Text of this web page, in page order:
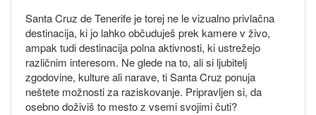
Santa Cruz de Tenerife je torej ne le vizualno privlačna
destinacija, ki jo lahko občuduješ prek kamere v živo,
ampak tudi destinacija polna aktivnosti, ki ustrežejo
različnim interesom. Ne glede na to, ali si ljubitelj
zgodovine, kulture ali narave, ti Santa Cruz ponuja
neštete možnosti za raziskovanje. Pripravljen si, da
osebno doživiš to mesto z vsemi svojimi čuti?